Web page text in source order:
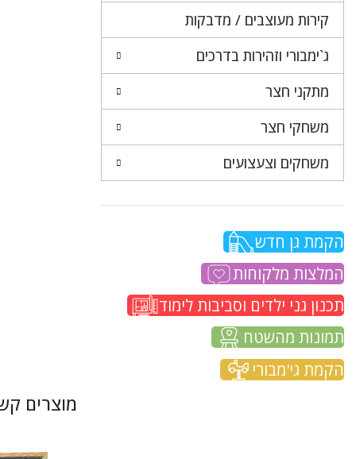
קירות מעוצבים / מדבקות
ג`ימבורי וזהירות בדרכים
מתקני חצר
משחקי חצר
משחקים וצעצועים
הקמת גן חדש
המלצות מלקוחות
תכנון גני ילדים וסביבות לימוד
תמונות מהשטח
הקמת גי'מבורי
מוצרים